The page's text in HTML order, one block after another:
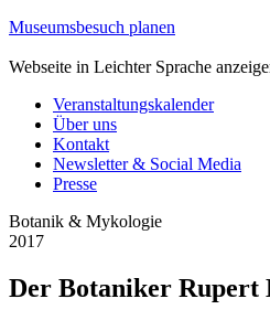
Museumsbesuch planen
Webseite in Leichter Sprache
Veranstaltungskalender
Über uns
Kontakt
Newsletter & Social Media
Presse
Botanik & Mykologie
2017
Der Botaniker Rupert